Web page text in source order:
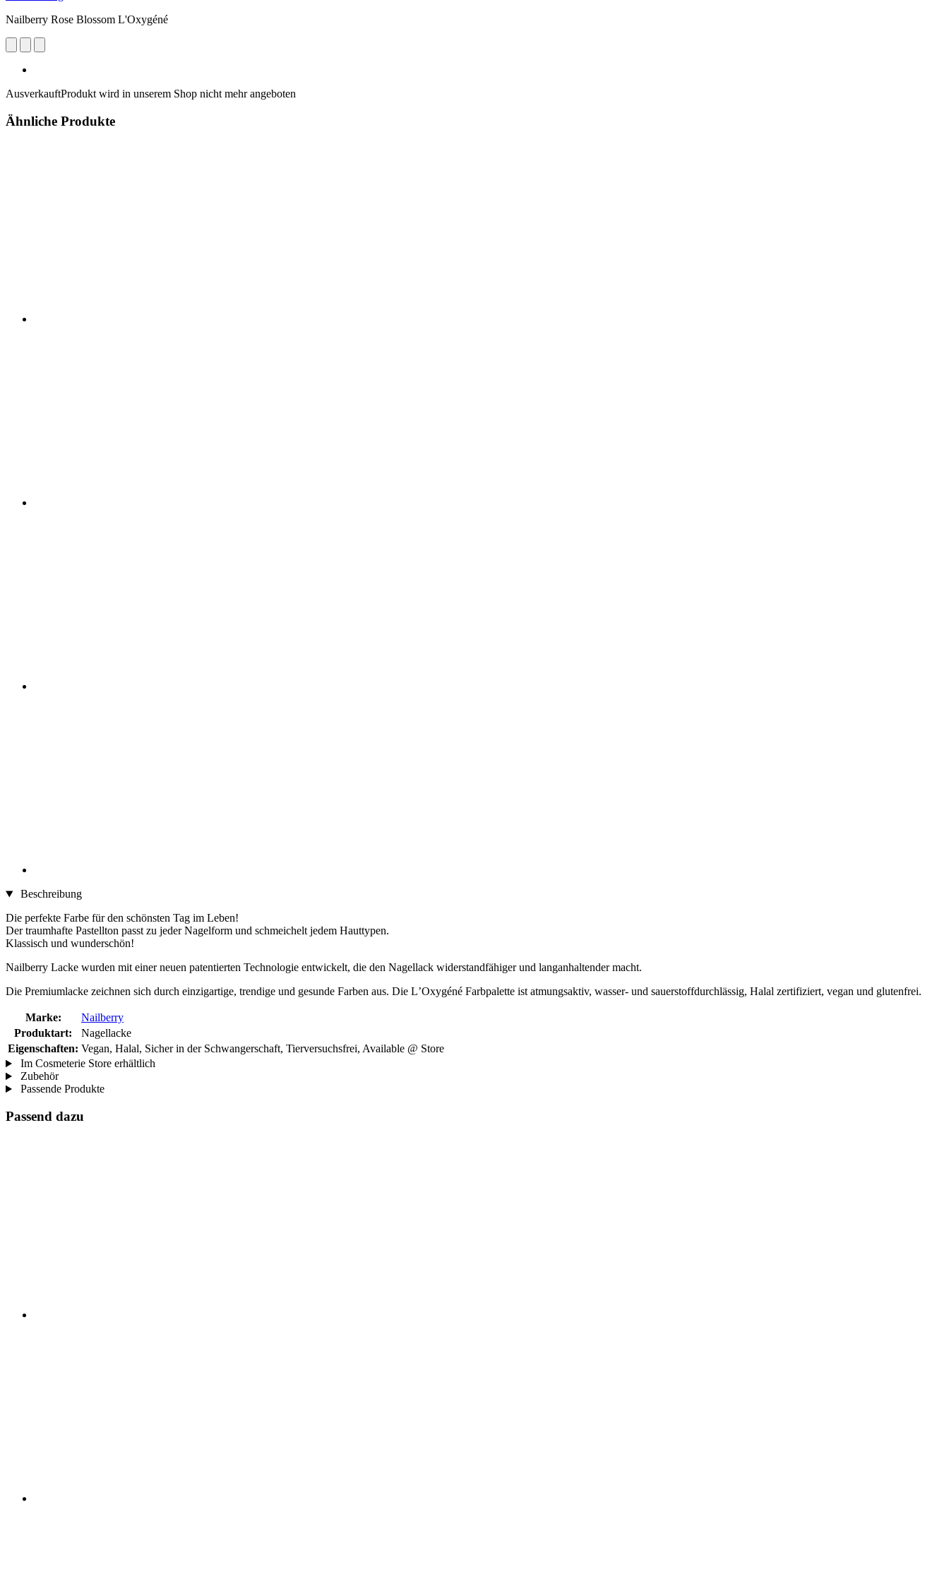
Nailberry Rose Blossom L'Oxygéné
AusverkauftProdukt wird in unserem Shop nicht mehr angeboten
Ähnliche Produkte
Beschreibung
Die perfekte Farbe für den schönsten Tag im Leben!
Der traumhafte Pastellton passt zu jeder Nagelform und schmeichelt jedem Hauttypen.
Klassisch und wunderschön!
Nailberry Lacke wurden mit einer neuen patentierten Technologie entwickelt, die den Nagellack widerstandfähiger und langanhaltender macht.
Die Premiumlacke zeichnen sich durch einzigartige, trendige und gesunde Farben aus. Die LʼOxygéné Farbpalette ist atmungsaktiv, wasser- und sauerstoffdurchlässig, Halal zertifiziert, vegan und glutenfrei.
Marke:
Nailberry
Produktart:
Nagellacke
Eigenschaften: Vegan, Halal, Sicher in der Schwangerschaft, Tierversuchsfrei, Available @ Store
Im Cosmeterie Store erhältlich
Zubehör
Passende Produkte
Passend dazu